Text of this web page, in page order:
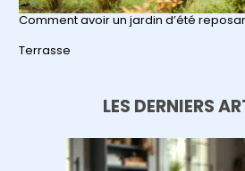
Comment avoir un jardin d’été
Par rapport à
Terrasse
LES DERNIERS